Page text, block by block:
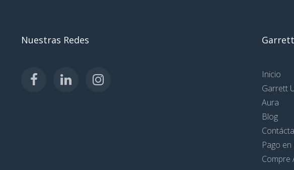
Nuestras Redes
Inicio
Garrett
Aura
Blog
Pago en
Compre